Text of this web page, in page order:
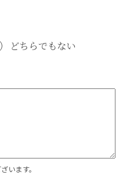
どちらでもない
います。